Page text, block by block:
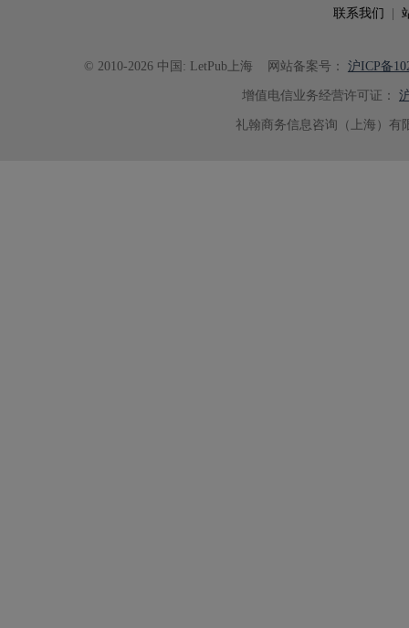
联系我们
© 2010-2026 中国: LetPub上海 网站备案号： 沪ICP备
增值电信业务经营许可证：
礼翰商务信息咨询（上海）